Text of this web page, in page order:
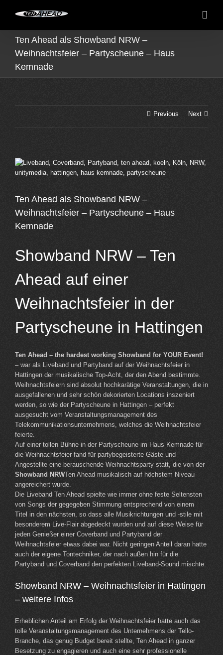
Ten Ahead als Showband NRW –
Weihnachtsfeier – Partyscheune – Haus
Kemnade
Previous Next
View
Larger
Ten Ahead als Showband NRW –
Weihnachtsfeier – Partyscheune – Haus
Kemnade
Showband NRW – Ten
Ahead auf einer
Weihnachtsfeier in der
Partyscheune in Hattingen
Ten Ahead – the hardest working Showband for YOUR Event!
– war als Liveband und Partyband auf der Weihnachtsfeier in
Hattingen der musikalische Top-Acht, der den Abend bestimmte.
Weihnachtsfeiern sind absolut hochkarätige Veranstaltungen, die in
ausgefallenen und sehr schön dekorierten Locations inszeniert
werden, so wie der Partyscheune in Hattingen – perfekt
ausgesucht vom Veranstaltungsmanagement des
Telekommunikationsunternehmens, welches die Weihnachtsfeier
feierte.
Auf einer tollen Bühne in der Partyscheune im Haus Kemnade für
die Weihnachtsfeier fand für partybegeisterte Gäste und
Angestellte eine berauschende Weihnachtsparty statt, die von der
Showband NRWTen Ahead musikalisch auf höchstem Niveau
angereichert wurde.
Die Liveband Ten Ahead spielte wie immer ohne feste Seltensten
von Songs der gegegeben Stimmung entsprechend von einem
Titel in den nächsten, so dass alle Musikrichtungen und -stile mit
besonderem Live-Flair abgedeckt wurden und auf diese Weise für
jeden Genießer einer Coverband und Partyband der
Weihnachtsfeier etwas dabei war. Nicht geringen Anteil daran hatte
auch der eigene Tontechniker, der nach außen hin für die
Partyband und Coverband den perfekten Liveband-Sound mischte.
Showband NRW – Weihnachtsfeier in Hattingen
– weitere Infos
Erheblichen Anteil am Erfolg der Weihnachtsfeier hatte auch das
tolle Veranstaltungsmanagement des Unternehmens der Tello-
Branche, das genug Budget bereit stellte, Ten Ahead in ganzer
Besetzung zu engagieren und auch eine sehr professionelle